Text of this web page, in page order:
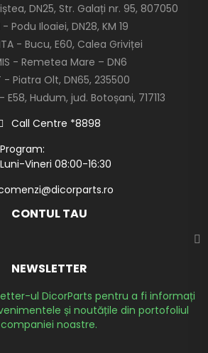
DN25, Str. Galați nr. 95, 807050
- Podu Iloaiei, DN28, KM 19
- Bucu, E60, Calea Griviței
- Remetea Mare – DN6
- Piatra Olt, DN65, 235500
E58, Hudum, jud. Botoșani, 717113
Call Centre *8898
Program:
Luni-Vineri 08:00-16:30
CONTUL TAU
NEWSLETTER
ul DicorParts pentru a fi informați
și noutățile din portofoliul
companiei noastre.